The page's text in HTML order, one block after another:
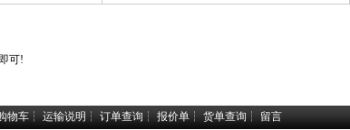
可!
物车 ┆ 运输说明 ┆ 订单查询 ┆ 报价单 ┆ 货单查询 ┆
留言